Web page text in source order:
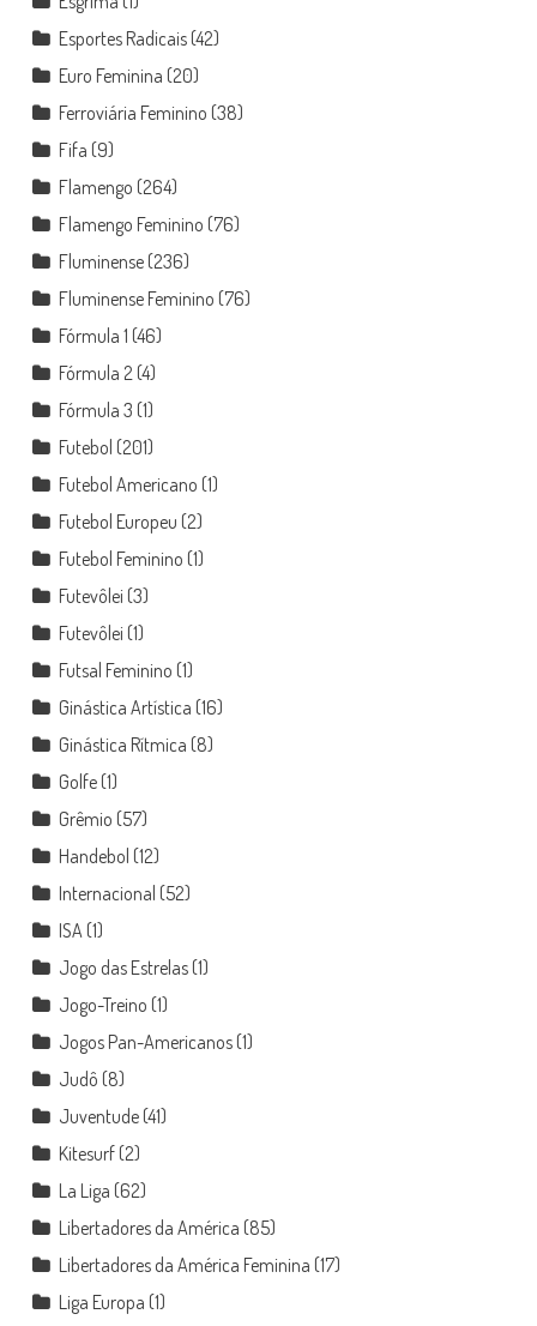
Esportes Radicais(42)
Euro Feminina (20)
Ferroviária Feminino (38)
Fifa (9)
Flamengo (264)
Flamengo Feminino (76)
Fluminense(236)
Fluminense Feminino (76)
Fórmula 1 (46)
Fórmula 2(4)
Fórmula 3 (1)
Futebol (201)
Futebol Americano (1)
Futebol Europeu (2)
Futebol Feminino (1)
Futevôlei (3)
Futevôlei (1)
Futsal Feminino (1)
Ginástica Artística (16)
Ginástica Rítmica (8)
Golfe(1)
Grêmio (57)
Handebol (12)
Internacional (52)
ISA(1)
Jogo das Estrelas(1)
Jogo-Treino (1)
Jogos Pan-Americanos(1)
Judô (8)
Juventude(41)
Kitesurf(2)
La Liga (62)
Libertadores da América (85)
Libertadores da América Feminina (17)
Liga Europa (1)